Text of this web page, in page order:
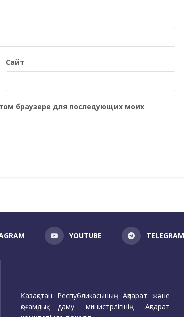
Сайт
браузере для последующих моих
YOUTUBE TELEGRAM
Қазақстан Республикасының Ақпарат және
қоғамдық даму министрлігінің Ақпарат